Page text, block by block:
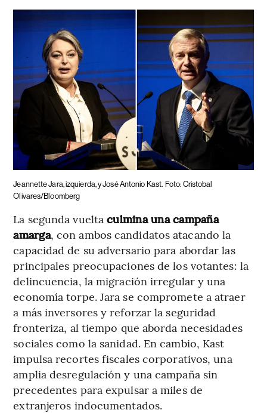
Jeannette Jara, izquierda, y José Antonio Kast. Foto: Cristobal
Olivares/Bloomberg
La segunda vueltaculmina una campaña
amarga, con ambos candidatos atacando la
capacidad de su adversario para abordar las
principales preocupaciones de los votantes: la
delincuencia, la migración irregular y una
economía torpe. Jara se compromete a atraer
a más inversores y reforzar la seguridad
fronteriza, al tiempo que aborda necesidades
sociales como la sanidad. En cambio, Kast
impulsa recortes fiscales corporativos, una
amplia desregulación y una campaña sin
precedentes para expulsar a miles de
extranjeros indocumentados.